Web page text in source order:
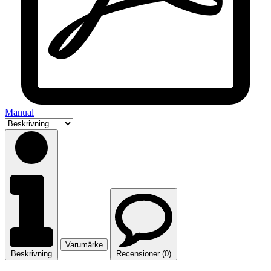
Manual
Beskrivning
Varumärke
Recensioner (0)